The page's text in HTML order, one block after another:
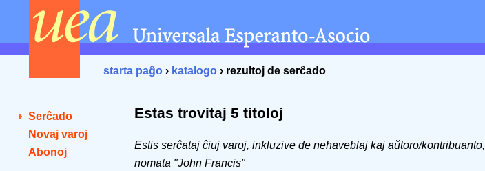
starta paĝo › katalogo › rezultoj de serĉado
Serĉado
Novaj varoj
Abonoj
Estas trovitaj 5 titoloj
Estis serĉataj ĉiuj varoj, inkluzive de nehaveblaj kaj aŭtoro/kontribuanto,
nomata "John Francis"